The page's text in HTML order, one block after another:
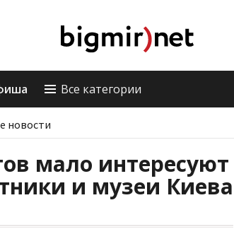
Все категории
новости
мало интересуют
и музеи Киева